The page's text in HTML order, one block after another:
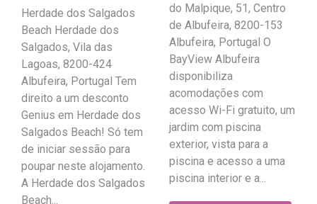
Herdade dos Salgados
Beach Herdade dos
Salgados, Vila das
Lagoas, 8200-424
Albufeira, Portugal Tem
direito a um desconto
Genius em Herdade dos
Salgados Beach! Só tem
de iniciar sessão para
poupar neste alojamento.
A Herdade dos Salgados
Beach...
do Malpique, 51, Centro
de Albufeira, 8200-153
Albufeira, Portugal O
BayView Albufeira
disponibiliza
acomodações com
acesso Wi-Fi gratuito, um
jardim com piscina
exterior, vista para a
piscina e acesso a uma
piscina interior e a...